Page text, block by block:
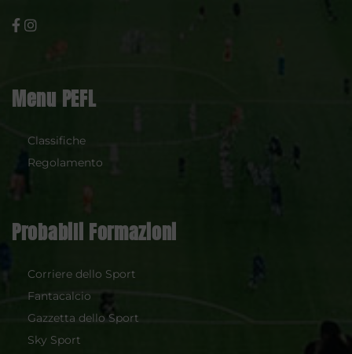
Menu PEFL
Classifiche
Regolamento
Probabili Formazioni
Corriere dello Sport
Fantacalcio
Gazzetta dello Sport
Sky Sport